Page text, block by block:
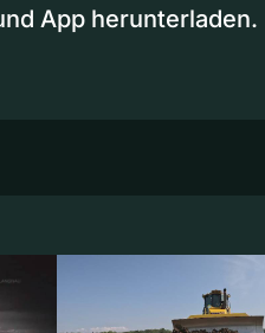
App herunterladen.